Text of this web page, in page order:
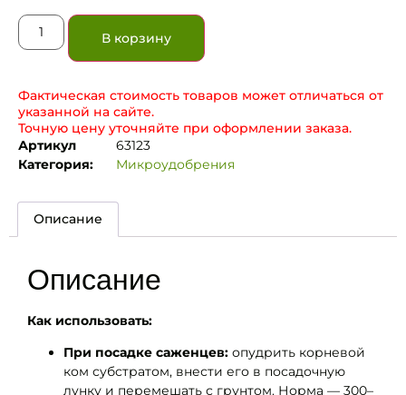
В корзину
Фактическая стоимость товаров может отличаться от
указанной на сайте.
Точную цену уточняйте при оформлении заказа.
Артикул
63123
Категория:
Микроудобрения
Описание
Описание
Как использовать:
При посадке саженцев: опудрить корневой
ком субстратом, внести его в посадочную
лунку и перемешать с грунтом. Норма — 300–